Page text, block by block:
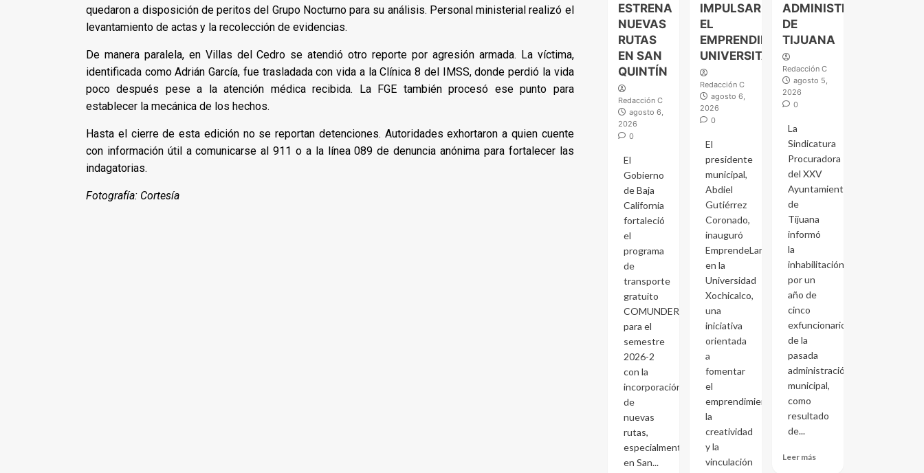
quedaron a disposición de peritos del Grupo Nocturno para su análisis. Personal ministerial realizó el
levantamiento de actas y la recolección de evidencias.
De manera paralela, en Villas del Cedro se atendió otro reporte por agresión armada. La víctima,
identificada como Adrián García, fue trasladada con vida a la Clínica 8 del IMSS, donde perdió la vida
poco después pese a la atención médica recibida. La FGE también procesó ese punto para
establecer la mecánica de los hechos.
Hasta el cierre de esta edición no se reportan detenciones. Autoridades exhortaron a quien cuente
con información útil a comunicarse al 911 o a la línea 089 de denuncia anónima para fortalecer las
indagatorias.
Fotografía: Cortesía
ESTRENA
NUEVAS
RUTAS
EN SAN
QUINTÍN
Redacción C
agosto 6,
2026
0
El
Gobierno
de Baja
California
fortaleció
el
programa
de
transporte
gratuito
COMUNDER
para el
semestre
2026-2
con la
incorporación
de
nuevas
rutas,
especialmente
en San...
IMPULSAR
EL
EMPRENDIMIENTO
UNIVERSITARIO
Redacción C
agosto 6,
2026
0
El
presidente
municipal,
Abdiel
Gutiérrez
Coronado,
inauguró
EmprendeLand
en la
Universidad
Xochicalco,
una
iniciativa
orientada
a
fomentar
el
emprendimiento,
la
creatividad
y la
vinculación
ADMINISTRACIÓN
DE
TIJUANA
Redacción C
agosto 5,
2026
0
La
Sindicatura
Procuradora
del XXV
Ayuntamiento
de
Tijuana
informó
la
inhabilitación
por un
año de
cinco
exfuncionarios
de la
pasada
administración
municipal,
como
resultado
de...
Leer más